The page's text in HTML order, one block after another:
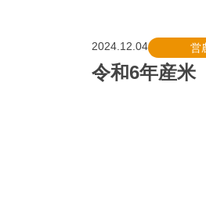
2024.12.04 営
令和6年産